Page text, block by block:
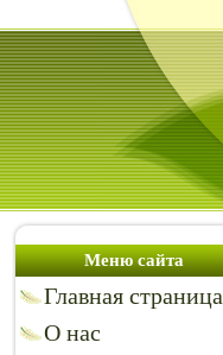
Меню сайта
Главная страница
О нас